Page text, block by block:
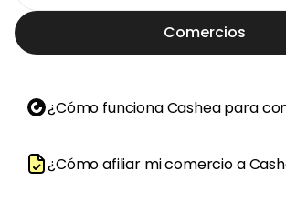
Comercios
¿Cómo funciona Cashea para
¿Cómo afiliar mi comercio a